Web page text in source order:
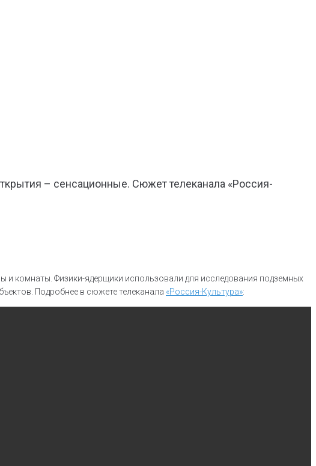
– сенсационные. Сюжет телеканала «Россия-
комнаты. Физики-ядерщики использовали для исследования подземных
Подробнее в сюжете телеканала «Россия-Культура»: